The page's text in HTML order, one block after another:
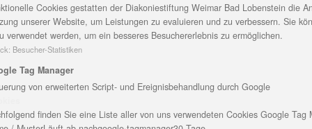
dem Gründungsjahr – leben heute in einer anderen
diese Gemeinschaft, heute Schwestern- und
hat und besteht, dann muss da ein Glutkern sein,
inspiriert. Dieser Glutkern hat über ihre geistliche
die Krankenpflege hinaus inspiriert, angestoßen und
hinaus in vielen Teilen Thüringens gepflegt und
Vorstand der Stiftung Sophienhaus und
zur Begrüßung.
Cookies gestatten der Diakoniestiftung Weimar Bad Lobenstein die
unserer Website, um Leistungen zu evaluieren und zu verbessern. Sie
verwendet werden, um ein besseres Besuchererlebnis zu ermöglichen.
: Besucher-Statistiken
Tag Manager
von erweiterten Script- und Ereignisbehandlung durch Google
finden Sie eine Liste aller von uns verwendeten Cookies Google Tag